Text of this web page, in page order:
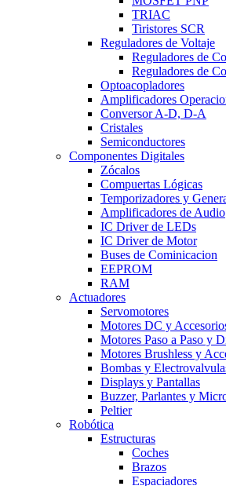
TRIAC
Tiristores SCR
Reguladores de Voltaje
Reguladores de
Reguladores de
Optoacopladores
Amplificadores
Conversor A-D, D-A
Cristales
Semiconductores
Componentes Digitales
Zócalos
Compuertas Lógicas
Temporizadores y
Amplificadores de Audio
IC Driver de LEDs
IC Driver de Motor
Buses de Cominicacion
EEPROM
RAM
Actuadores
Servomotores
Motores DC y
Motores Paso a Paso y
Motores Brushless y
Bombas y
Displays y Pantallas
Buzzer, Parlantes y
Peltier
Robótica
Estructuras
Coches
Brazos
Espaciadores